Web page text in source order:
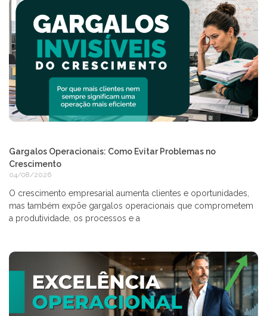
Gargalos Operacionais: Como Evitar Problemas no
Crescimento
04/08/2026
O crescimento empresarial aumenta clientes e oportunidades,
mas também expõe gargalos operacionais que comprometem
a produtividade, os processos e a